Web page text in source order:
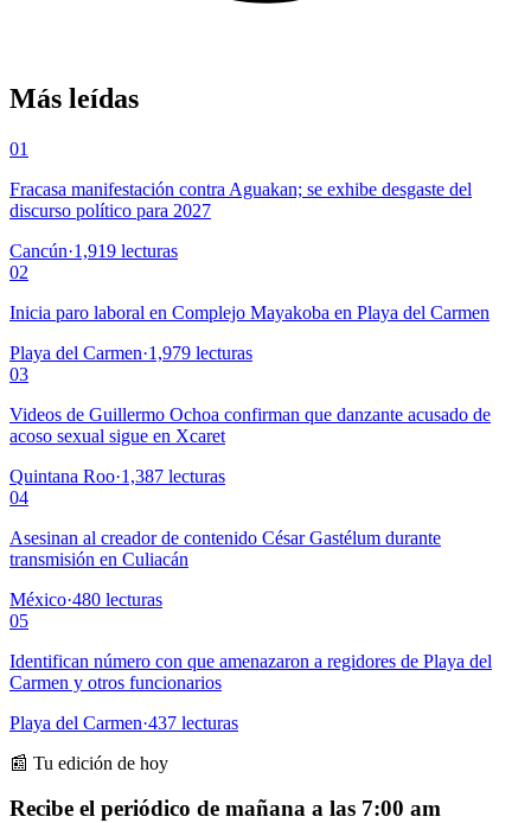
Más leídas
01
Fracasa manifestación contra Aguakan; se exhibe desgaste del
discurso político para 2027
Cancún·1,919 lecturas
02
Inicia paro laboral en Complejo Mayakoba en Playa del Carmen
Playa del Carmen·1,979 lecturas
03
Videos de Guillermo Ochoa confirman que danzante acusado de
acoso sexual sigue en Xcaret
Quintana Roo·1,387 lecturas
04
Asesinan al creador de contenido César Gastélum durante
transmisión en Culiacán
México·480 lecturas
05
Identifican número con que amenazaron a regidores de Playa del
Carmen y otros funcionarios
Playa del Carmen·437 lecturas
📰 Tu edición de hoy
Recibe el periódico de mañana a las 7:00 am